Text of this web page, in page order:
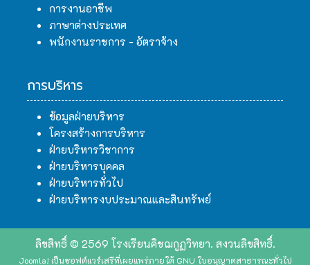
การงานอาชีพ
ภาษาต่างประเทศ
พนักงานราชการ - อัตราจ้าง
การบริหาร
ข้อมูลฝ่ายบริหาร
โครงสร้างการบริหาร
ฝ่ายบริหารวิชาการ
ฝ่ายบริหารบุคคล
ฝ่ายบริหารทั่วไป
ฝ่ายบริหารงบประมาณและสินทรัพย์
ลิขสิทธิ์ © 2569 โรงเรียนคิชฌกูฏวิทยา. สงวนลิขสิทธิ์.
Joomla! เป็นซอฟต์แวร์เสรีที่เผยแพร่ภายใต้ GNU ใบอนุญาตสาธารณะทั่วไป